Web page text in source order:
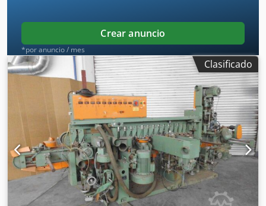
Crear anuncio
*por anuncio / mes
Clasificado